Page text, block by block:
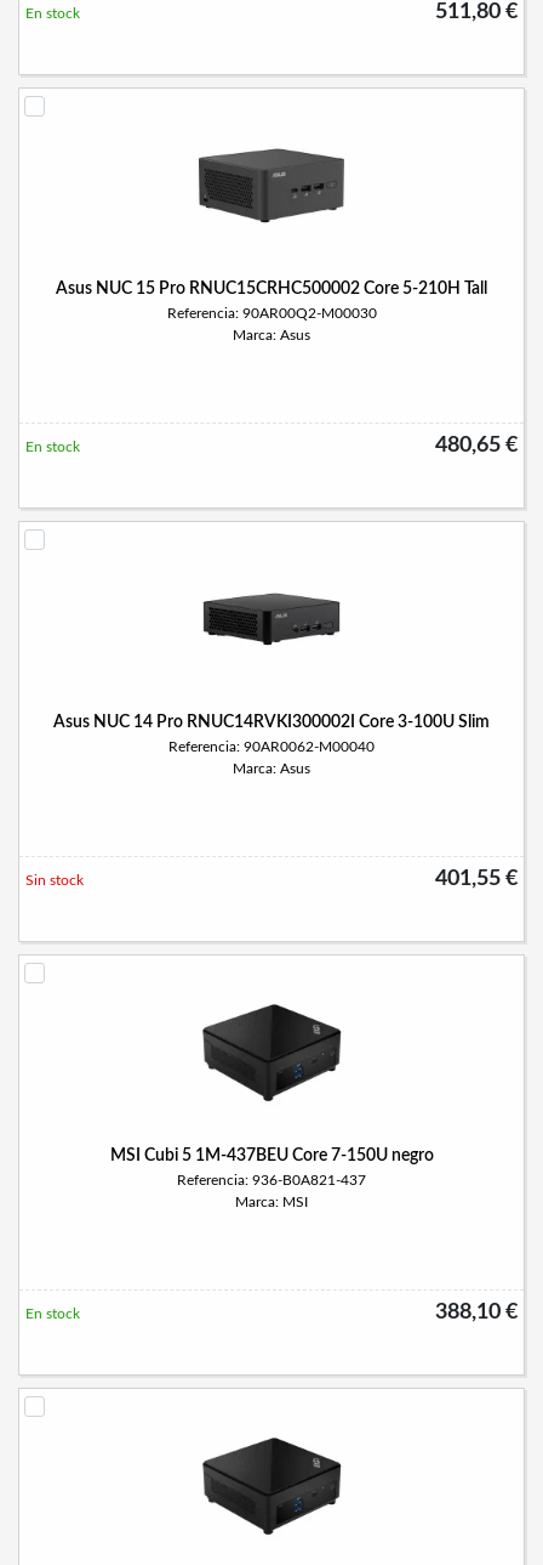
511,80 €
En stock
Asus NUC 15 Pro RNUC15CRHC500002 Core 5-210H Tall
Referencia: 90AR00Q2-M00030
Marca: Asus
480,65 €
En stock
Asus NUC 14 Pro RNUC14RVKI300002I Core 3-100U Slim
Referencia: 90AR0062-M00040
Marca: Asus
401,55 €
Sin stock
MSI Cubi 5 1M-437BEU Core 7-150U negro
Referencia: 936-B0A821-437
Marca: MSI
388,10 €
En stock